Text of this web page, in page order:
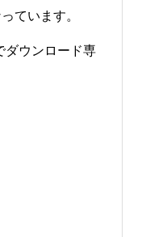
ています。
ダウンロード専